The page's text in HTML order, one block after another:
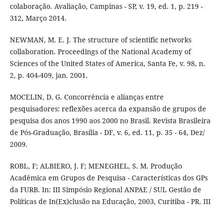
colaboração. Avaliação, Campinas - SP, v. 19, ed. 1, p. 219 -
312, Março 2014.
NEWMAN, M. E. J. The structure of scientific networks
collaboration. Proceedings of the National Academy of
Sciences of the United States of America, Santa Fe, v. 98, n.
2, p. 404-409, jan. 2001.
MOCELIN, D. G. Concorrência e alianças entre
pesquisadores: reflexões acerca da expansão de grupos de
pesquisa dos anos 1990 aos 2000 no Brasil. Revista Brasileira
de Pós-Graduação, Brasília - DF, v. 6, ed. 11, p. 35 - 64, Dez/
2009.
ROBL, F; ALBIERO, J. F; MENEGHEL, S. M. Produção
Acadêmica em Grupos de Pesquisa - Características dos GPs
da FURB. In: III Simpósio Regional ANPAE / SUL Gestão de
Políticas de In(Ex)clusão na Educação, 2003, Curitiba - PR. III